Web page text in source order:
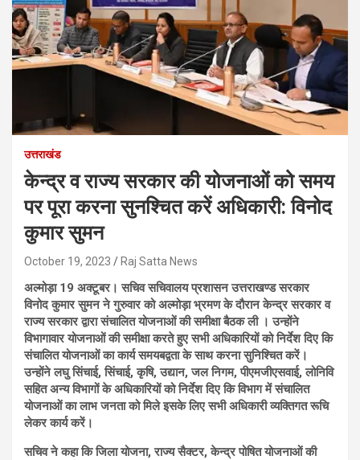
उत्तराखंड
केन्द्र व राज्य सरकार की योजनाओं को समय
पर पूरा करना सुनश्चित करें अधिकारी: विनोद
कुमार सुमन
October 19, 2023 Raj Satta News
अल्मोड़ा 19 अक्टूबर। सचिव सचिवालय प्रशासन उत्तराखण्ड सरकार
विनोद कुमार सुमन ने गुरुवार को अल्मोड़ा भ्रमण के दौरान केन्द्र सरकार व
राज्य सरकार द्वारा संचालित योजनाओं की समीक्षा बैठक ली । उन्होंने
विभागावार योजनाओं की समीक्षा करते हुए सभी अधिकारियों को निर्देश दिए कि
संचालित योजनाओं का कार्य समयबद्वता के साथ करना सुनिश्चित करें।
उन्होंने लघु सिंचाई, सिंचाई, कृषि, उद्यान, जल निगम, पीएमजीएसवाई, लोनिवि
सहित अन्य विभागों के अधिकारियों को निर्देश दिए कि विभाग में संचालित
योजनाओं का लाभ जनता को मिले इसके लिए सभी अधिकारी व्यक्तिगत रूचि
लेकर कार्य करें।
सचिव ने कहा कि जिला योजना, राज्य सैक्टर, केन्द्र पोषित योजनाओं की